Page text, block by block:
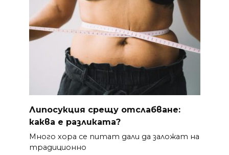
Липосукция срещу отслабване:
каква е разликата?
Много хора се питат дали да заложат на
традиционно